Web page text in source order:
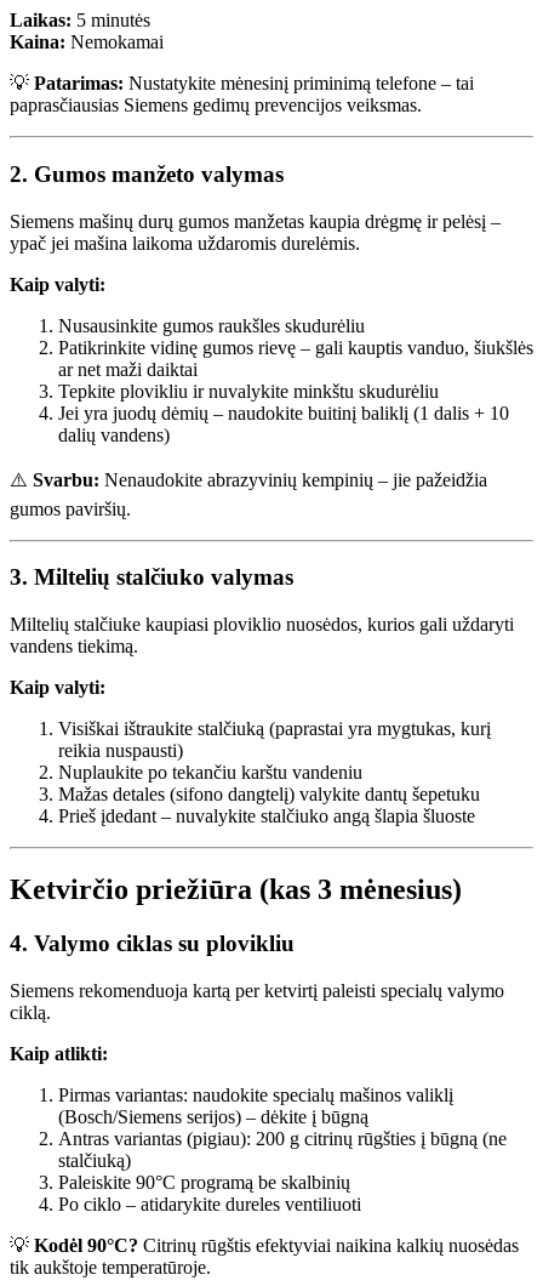
Laikas: 5 minutės
Kaina: Nemokamai
💡 Patarimas: Nustatykite mėnesinį priminimą telefone – tai
paprasčiausias Siemens gedimų prevencijos veiksmas.
2. Gumos manžeto valymas
Siemens mašinų durų gumos manžetas kaupia drėgmę ir pelėsį –
ypač jei mašina laikoma uždaromis durelėmis.
Kaip valyti:
Nusausinkite gumos raukšles skudurėliu
Patikrinkite vidinę gumos rievę – gali kauptis vanduo, šiukšlės
ar net maži daiktai
Tepkite plovikliu ir nuvalykite minkštu skudurėliu
Jei yra juodų dėmių – naudokite buitinį baliklį (1 dalis + 10
dalių vandens)
⚠️ Svarbu: Nenaudokite abrazyvinių kempinių – jie pažeidžia
gumos paviršių.
3. Miltelių stalčiuko valymas
Miltelių stalčiuke kaupiasi ploviklio nuosėdos, kurios gali uždaryti
vandens tiekimą.
Kaip valyti:
Visiškai ištraukite stalčiuką (paprastai yra mygtukas, kurį
reikia nuspausti)
Nuplaukite po tekančiu karštu vandeniu
Mažas detales (sifono dangtelį) valykite dantų šepetuku
Prieš įdedant – nuvalykite stalčiuko angą šlapia šluoste
Ketvirčio priežiūra (kas 3 mėnesius)
4. Valymo ciklas su plovikliu
Siemens rekomenduoja kartą per ketvirtį paleisti specialų valymo
ciklą.
Kaip atlikti:
Pirmas variantas: naudokite specialų mašinos valiklį
(Bosch/Siemens serijos) – dėkite į būgną
Antras variantas (pigiau): 200 g citrinų rūgšties į būgną (ne
stalčiuką)
Paleiskite 90°C programą be skalbinių
Po ciklo – atidarykite dureles ventiliuoti
💡 Kodėl 90°C? Citrinų rūgštis efektyviai naikina kalkių nuosėdas
tik aukštoje temperatūroje.